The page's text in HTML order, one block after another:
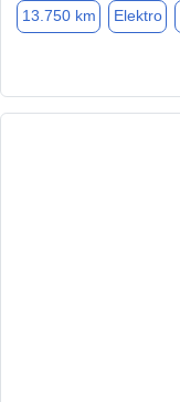
13.750 km Elektro